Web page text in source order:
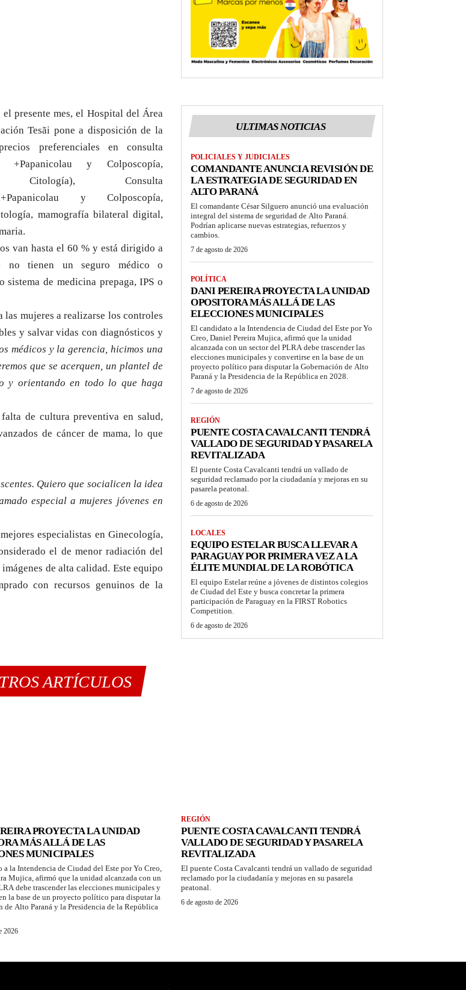
presente mes, el Hospital del Área
Tesãi pone a disposición de la
preferenciales en consulta
+Papanicolau y Colposcopía,
Citología), Consulta
y Colposcopía,
mamografía bilateral digital,
van hasta el 60 % y está dirigido a
no tienen un seguro médico o
sistema de medicina prepaga, IPS o
mujeres a realizarse los controles
y salvar vidas con diagnósticos y
médicos y la gerencia, hicimos una
que se acerquen, un plantel de
y orientando en todo lo que haga
de cultura preventiva en salud,
de cáncer de mama, lo que
Quiero que socialicen la idea
especial a mujeres jóvenes en
especialistas en Ginecología,
el de menor radiación del
de alta calidad. Este equipo
con recursos genuinos de la
ULTIMAS NOTICIAS
POLICIALES Y JUDICIALES
COMANDANTE ANUNCIA REVISIÓN DE
LA ESTRATEGIA DE SEGURIDAD EN
ALTO PARANÁ
El comandante César Silguero anunció una evaluación
integral del sistema de seguridad de Alto Paraná.
Podrían aplicarse nuevas estrategias, refuerzos y
cambios.
7 de agosto de 2026
POLÍTICA
DANI PEREIRA PROYECTA LA UNIDAD
OPOSITORA MÁS ALLÁ DE LAS
ELECCIONES MUNICIPALES
El candidato a la Intendencia de Ciudad del Este por Yo
Creo, Daniel Pereira Mujica, afirmó que la unidad
alcanzada con un sector del PLRA debe trascender las
elecciones municipales y convertirse en la base de un
proyecto político para disputar la Gobernación de Alto
Paraná y la Presidencia de la República en 2028.
7 de agosto de 2026
REGIÓN
PUENTE COSTA CAVALCANTI TENDRÁ
VALLADO DE SEGURIDAD Y PASARELA
REVITALIZADA
El puente Costa Cavalcanti tendrá un vallado de
seguridad reclamado por la ciudadanía y mejoras en su
pasarela peatonal.
6 de agosto de 2026
LOCALES
EQUIPO ESTELAR BUSCA LLEVAR A
PARAGUAY POR PRIMERA VEZ A LA
ÉLITE MUNDIAL DE LA ROBÓTICA
El equipo Estelar reúne a jóvenes de distintos colegios
de Ciudad del Este y busca concretar la primera
participación de Paraguay en la FIRST Robotics
Competition.
6 de agosto de 2026
ARTÍCULOS
PROYECTA LA UNIDAD
MÁS ALLÁ DE LAS
MUNICIPALES
a la Intendencia de Ciudad del Este por Yo Creo,
Mujica, afirmó que la unidad alcanzada con un
debe trascender las elecciones municipales y
la base de un proyecto político para disputar la
de Alto Paraná y la Presidencia de la República
2026
REGIÓN
PUENTE COSTA CAVALCANTI TENDRÁ
VALLADO DE SEGURIDAD Y PASARELA
REVITALIZADA
El puente Costa Cavalcanti tendrá un vallado de seguridad
reclamado por la ciudadanía y mejoras en su pasarela
peatonal.
6 de agosto de 2026